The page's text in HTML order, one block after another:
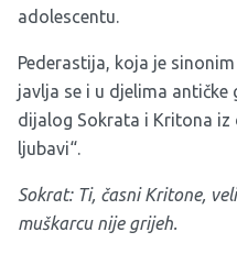
adolescentu.
Pederastija, koja je
javlja se i u djelima antičke
dijalog Sokrata i Kritona iz
ljubavi“.
Sokrat: Ti, časni Kritone,
muškarcu nije grijeh.